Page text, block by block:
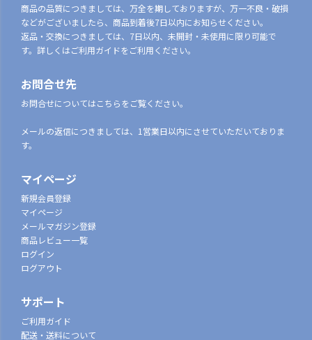
商品の品質につきましては、万全を期しておりますが、万一不良・破損
などがございましたら、商品到着後7日以内にお知らせください。
返品・交換につきましては、7日以内、未開封・未使用に限り可能で
す。詳しくはご利用ガイドをご利用ください。
お問合せ先
お問合せについてはこちらをご覧ください。
メールの返信につきましては、1営業日以内にさせていただいておりま
す。
マイページ
新規会員登録
マイページ
メールマガジン登録
商品レビュー一覧
ログイン
ログアウト
サポート
ご利用ガイド
配送・送料について